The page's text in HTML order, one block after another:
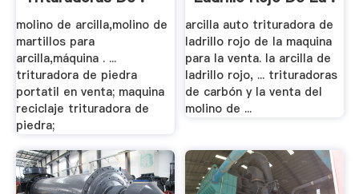
molino de arcilla,molino de
martillos para
arcilla,máquina . ...
trituradora de piedra
portatil en venta; maquina
reciclaje trituradora de
piedra;
arcilla auto trituradora de
ladrillo rojo de la maquina
para la venta. la arcilla de
ladrillo rojo, ... trituradoras
de carbón y la venta del
molino de ...